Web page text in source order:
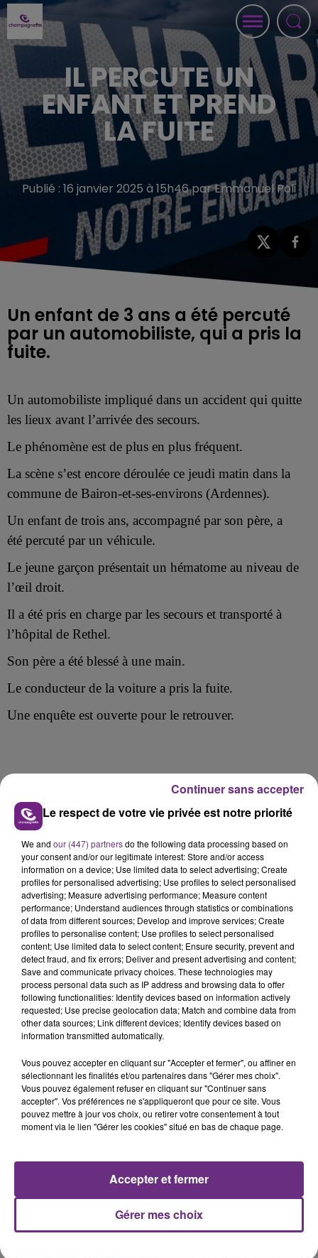
IL PERCUTE UN
ENFANT ET PREND
LA FUITE
Publié : 16 janvier 2025 à 15h46 par Emmanuel Poli
Un enfant de 3 ans a été percuté
par un automobiliste, qui a pris la
fuite.
Un automobiliste impliqué dans un accident qui quitte
les lieux avant l’arrivée des secours.
Le phénomène est de plus en plus fréquent.
La scène s’est encore déroulée ce jeudi matin dans la
commune de Bairon-et-ses-environs (Ardennes).
Un enfant de trois ans, accompagné par son père, a
été percuté par un véhicule.
Le jeune garçon présentait un hématome au niveau de
l’œil droit.
Il a été pris en charge par les secours et transporté à
l’hôpital de Rethel.
Son père a été blessé à une main.
Le conducteur de la voiture a pris la fuite.
Une enquête est ouverte pour le retrouver.
7 août 2026
LA CENTRALE NUCLÉAIRE DE CHOOZ
TOUJOURS À L'ARRÊT
Cela fait déjà une semaine que la centrale
nucléaire ardennaise est à l'arrêt. Une situation
justifiée par la sécheresse intense qui est toujours
présente.
7 août 2026
LE MAGASIN JOUÉCLUB DE REIMS FERME
SES PORTES
fermer ses portes.
TITRES DIFFUSÉS
Le respect de votre vie privée est notre priorité
We and our (447) partnersdo the following data processing based on
your consent and/or our legitimate interest: Store and/or access
information on a device; Use limited data to select advertising; Create
profiles for personalised advertising; Use profiles to select personalised
advertising; Measure advertising performance; Measure content
performance; Understand audiences through statistics or combinations
of data from different sources; Develop and improve services; Create
profiles to personalise content; Use profiles to select personalised
content; Use limited data to select content; Ensure security, prevent and
detect fraud, and fix errors; Deliver and present advertising and content;
Save and communicate privacy choices. These technologies may
process personal data such as IP address and browsing data to offer
following functionalities: Identify devices based on information actively
requested; Use precise geolocation data; Match and combine data from
other data sources; Link different devices; Identify devices based on
information transmitted automatically.
Vous pouvez accepter en cliquant sur "Accepter et fermer", ou affiner en
sélectionnant les finalités et/ou partenaires dans "Gérer mes choix".
Vous pouvez également refuser en cliquant sur "Continuer sans
accepter". Vos préférences ne s'appliqueront que pour ce site. Vous
pouvez mettre à jour vos choix, ou retirer votre consentement à tout
moment via le lien "Gérer les cookies" situé en bas de chaque page.
Gérer mes choix
Accepter et fermer
Continuer sans accepter